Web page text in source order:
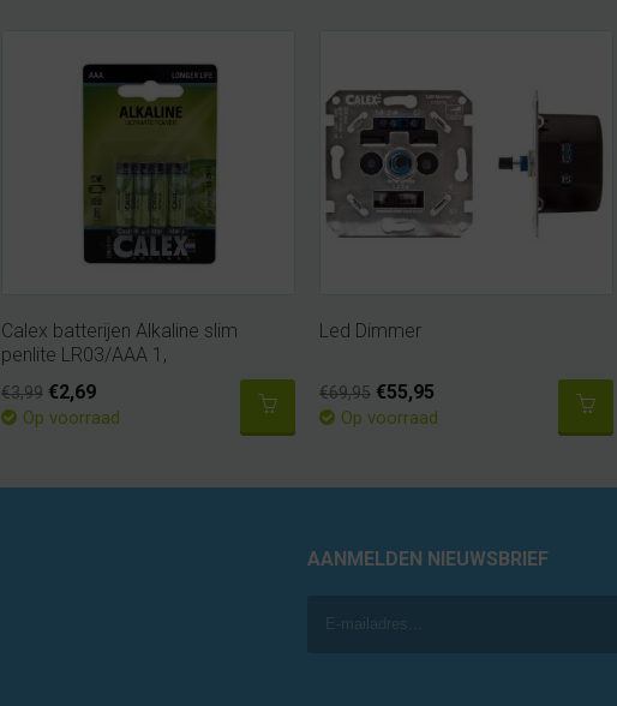
Calex batterijen Alkaline slim
penlite LR03/AAA 1,
€3,99 €2,69
Op voorraad
Led Dimmer
€69,95 €55,95
Op voorraad
AANMELDEN NIEUWSBRIEF